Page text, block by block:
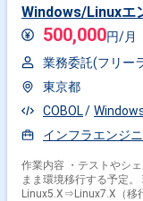
Windows/Linux
500,000円/月
業務委託(フリー
東京都
COBOL
インフラエンジ
作業内容 ・テストやシ
まま環境移行する予定
Linux5.X⇒Linux7.X（移